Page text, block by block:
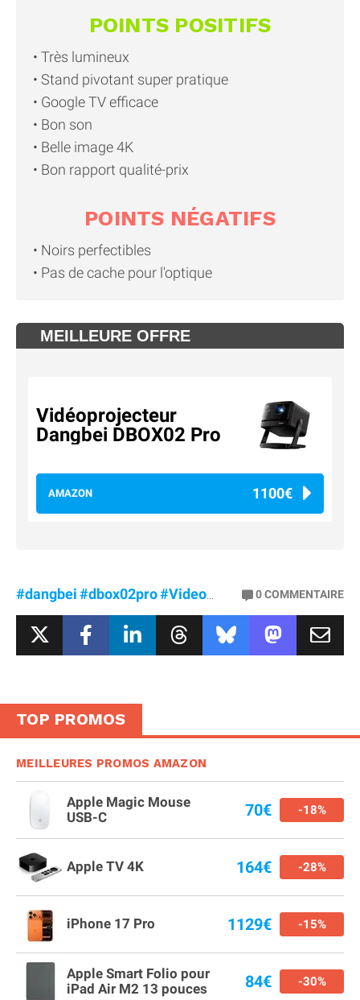
POINTS POSITIFS
Très lumineux
Stand pivotant super pratique
Google TV efficace
Bon son
Belle image 4K
Bon rapport qualité-prix
POINTS NÉGATIFS
Noirs perfectibles
Pas de cache pour l'optique
MEILLEURE OFFRE
Vidéoprojecteur
Dangbei DBOX02 Pro
AMAZON 1100€
#dangbei#dbox02pro#Videoprojecteur 0COMMENTAIRE
TOP PROMOS
MEILLEURES PROMOS AMAZON
Apple Magic Mouse
USB-C
70€ -18%
Apple TV 4K 164€ -28%
iPhone 17 Pro 1129€ -15%
Apple Smart Folio pour
iPad Air M2 13 pouces
84€ -30%